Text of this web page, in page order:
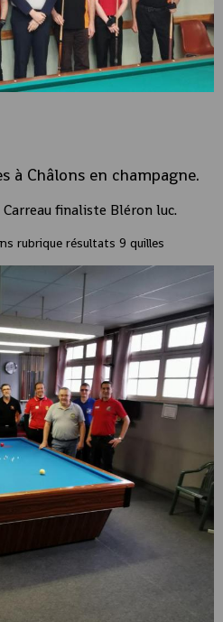
à Châlons en champagne.
finaliste Bléron luc.
rubrique résultats 9 quilles